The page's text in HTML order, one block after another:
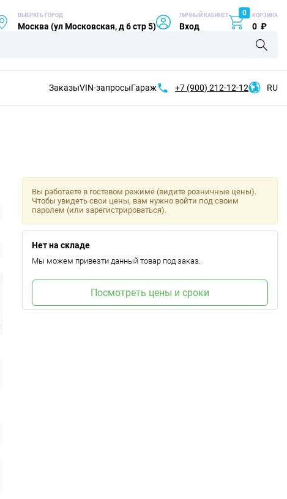
ВЫБРАТЬ ГОРОД
Москва (ул Московская, д 6 стр 5)
ЛИЧНЫЙ КАБИНЕТ
Вход
0 КОРЗИНА
0 ₽
ЗаказыVIN-запросыГараж +7 (900) 212-12-12 RU
Вы работаете в гостевом режиме (видите розничные цены).
Чтобы увидеть свои цены, вам нужно войти под своим
паролем (или зарегистрироваться).
Нет на складе
Мы можем привезти данный товар под заказ.
Посмотреть цены и сроки